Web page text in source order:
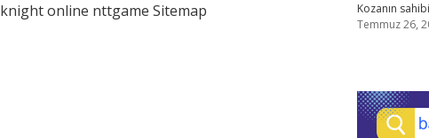
knight online nttgame Sitemap
Kozanın
Temmuz 26,